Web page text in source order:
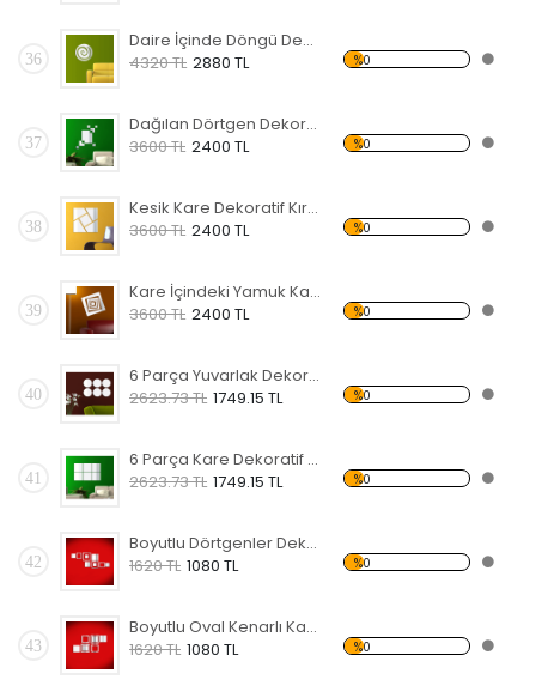
36
Daire İçinde Döngü Dekoratif Kırılmaz Ayna
4320 TL 2880 TL %0
37
Dağılan Dörtgen Dekoratif Kırılmaz Ayna
3600 TL 2400 TL %0
38
Kesik Kare Dekoratif Kırılmaz Ayna
3600 TL 2400 TL %0
39
Kare İçindeki Yamuk Kareler Dekoratif Kırılmaz Ayna
3600 TL 2400 TL %0
40
6 Parça Yuvarlak Dekoratif Kırılmaz Ayna
2623.73 TL 1749.15 TL %0
41
6 Parça Kare Dekoratif Kırılmaz Ayna
2623.73 TL 1749.15 TL %0
42
Boyutlu Dörtgenler Dekoratif Kırılmaz Ayna
1620 TL 1080 TL %0
43
Boyutlu Oval Kenarlı Kareler Dekoratif Kırılmaz Ayna
1620 TL 1080 TL %0